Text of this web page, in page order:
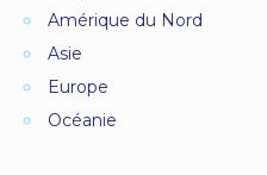
Amérique du Nord
Asie
Europe
Océanie